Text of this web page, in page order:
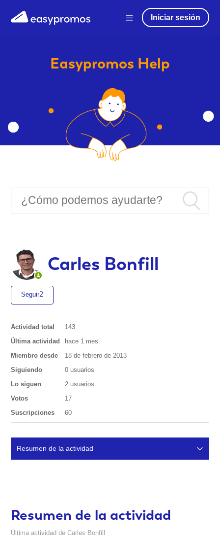
Iniciar sesión
Easypromos Help
Carles Bonfill
Seguir
Actividad total
143
Última actividad
hace 1 mes
Miembro desde
18 de febrero de 2013
Siguiendo
0 usuarios
Lo siguen
2 usuarios
Votos
17
Suscripciones
60
Resumen de la actividad
Resumen de la actividad
Última actividad de Carles Bonfill